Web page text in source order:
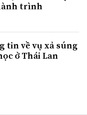
trình
tin về vụ xả súng
ở Thái Lan